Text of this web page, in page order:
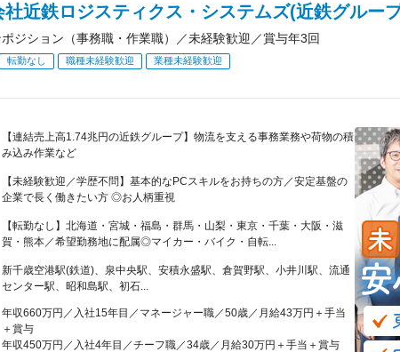
社近鉄ロジスティクス・システムズ(近鉄グルー
ジション（事務職・作業職）／未経験歓迎／賞与年3回
転勤なし 職種未経験歓迎 業種未経験歓迎
【連結売上高1.74兆円の近鉄グループ】物流を支える事務業務や荷物の積
み込み作業など
【未経験歓迎／学歴不問】基本的なPCスキルをお持ちの方／安定基盤の
企業で長く働きたい方 ◎お人柄重視
【転勤なし】北海道・宮城・福島・群馬・山梨・東京・千葉・大阪・滋
賀・熊本／希望勤務地に配属◎マイカー・バイク・自転...
新千歳空港駅(鉄道)、泉中央駅、安積永盛駅、倉賀野駅、小井川駅、流通
センター駅、昭和島駅、初石...
年収660万円／入社15年目／マネージャー職／50歳／月給43万円＋手当
＋賞与
年収450万円／入社4年目／チーフ職／34歳／月給30万円＋手当＋賞与